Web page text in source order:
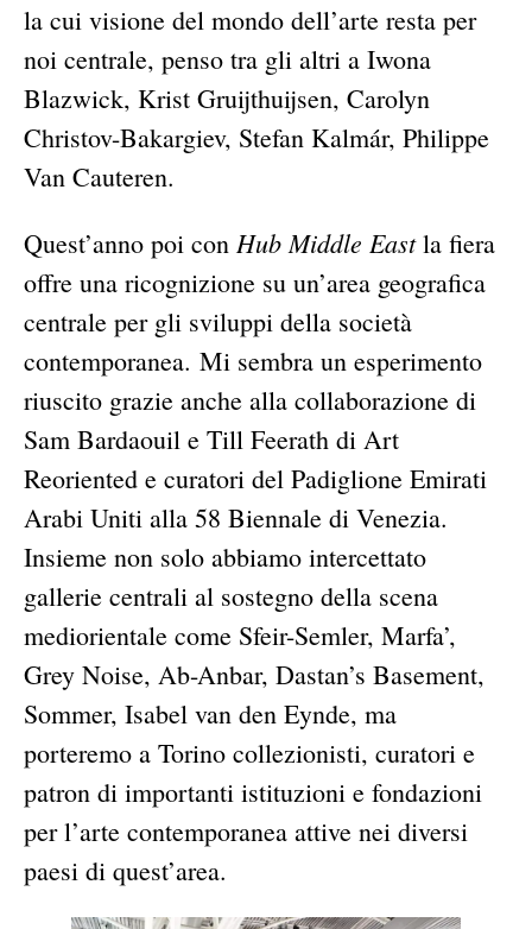
la cui visione del mondo dell’arte resta per
noi centrale, penso tra gli altri a Iwona
Blazwick, Krist Gruijthuijsen, Carolyn
Christov-Bakargiev, Stefan Kalmár, Philippe
Van Cauteren.
Quest’anno poi con Hub Middle Eastla fiera
offre una ricognizione su un’area geografica
centrale per gli sviluppi della società
contemporanea. Mi sembra un esperimento
riuscito grazie anche alla collaborazione di
Sam Bardaouil e Till Feerath di Art
Reoriented e curatori del Padiglione Emirati
Arabi Uniti alla 58 Biennale di Venezia.
Insieme non solo abbiamo intercettato
gallerie centrali al sostegno della scena
mediorientale come Sfeir-Semler, Marfa’,
Grey Noise, Ab-Anbar, Dastan’s Basement,
Sommer, Isabel van den Eynde, ma
porteremo a Torino collezionisti, curatori e
patron di importanti istituzioni e fondazioni
per l’arte contemporanea attive nei diversi
paesi di quest’area.